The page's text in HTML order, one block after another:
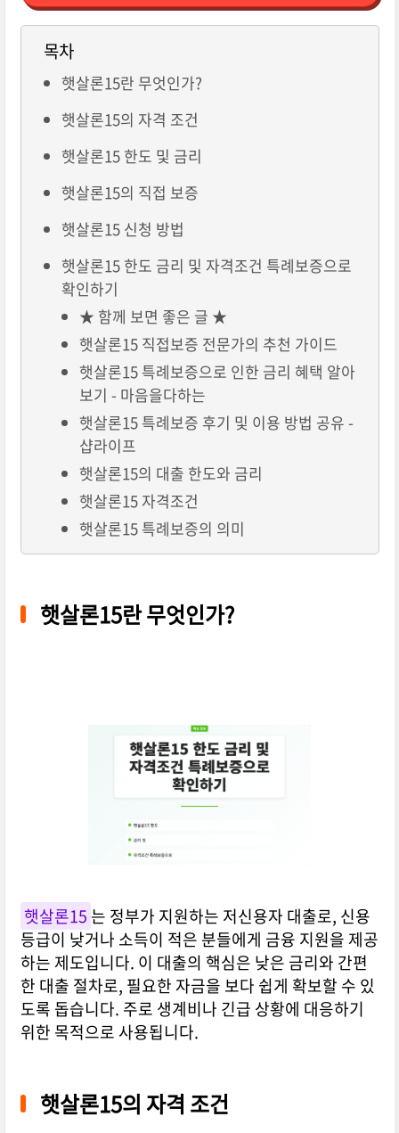
목차
햇살론15란 무엇인가?
햇살론15의 자격 조건
햇살론15 한도 및 금리
햇살론15의 직접 보증
햇살론15 신청 방법
햇살론15 한도 금리 및 자격조건 특례보증으로
확인하기
★ 함께 보면 좋은 글 ★
햇살론15 직접보증 전문가의 추천 가이드
햇살론15 특례보증으로 인한 금리 혜택 알아
보기 - 마음을다하는
햇살론15 특례보증 후기 및 이용 방법 공유 -
샵라이프
햇살론15의 대출 한도와 금리
햇살론15 자격조건
햇살론15 특례보증의 의미
햇살론15란 무엇인가?
햇살론15 는 정부가 지원하는 저신용자 대출로, 신용
등급이 낮거나 소득이 적은 분들에게 금융 지원을 제공
하는 제도입니다. 이 대출의 핵심은 낮은 금리와 간편
한 대출 절차로, 필요한 자금을 보다 쉽게 확보할 수 있
도록 돕습니다. 주로 생계비나 긴급 상황에 대응하기
위한 목적으로 사용됩니다.
햇살론15의 자격 조건